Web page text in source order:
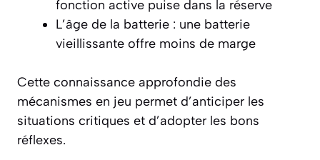
fonction active puise dans la réserve
L’âge de la batterie : une batterie
vieillissante offre moins de marge
Cette connaissance approfondie des
mécanismes en jeu permet d’anticiper les
situations critiques et d’adopter les bons
réflexes.